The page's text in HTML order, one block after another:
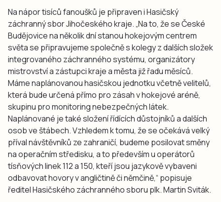
Na nápor tisíců fanoušků je připraven i Hasičský
záchranný sbor Jihočeského kraje. „Na to, že se České
Budějovice na několik dní stanou hokejovým centrem
světa se připravujeme společně s kolegy z dalších složek
integrovaného záchranného systému, organizátory
mistrovství a zástupci kraje a města již řadu měsíců.
Máme naplánovanou hasičskou jednotku včetně velitelů,
která bude určená přímo pro zásah v hokejové aréně,
skupinu pro monitoring nebezpečných látek.
Naplánované je také složení řídících důstojníků a dalších
osob ve štábech. Vzhledem k tomu, že se očekává velký
příval návštěvníků ze zahraničí, budeme posilovat směny
na operačním středisku, a to především u operátorů
tísňových linek 112 a 150, kteří jsou jazykově vybaveni
odbavovat hovory v angličtině či němčině,“ popisuje
ředitel Hasičského záchranného sboru plk. Martin Sviták.